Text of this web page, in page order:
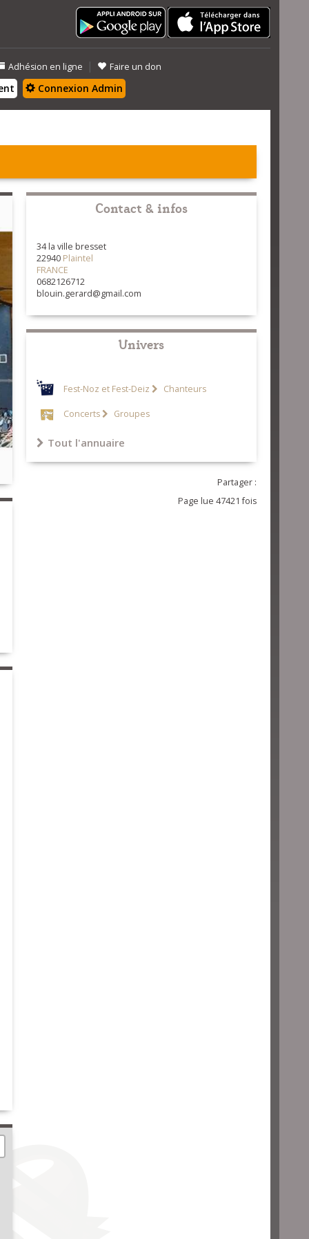
Adhésion en ligne | Faire un don
Connexion Admin
Contact & infos
34 la ville bresset
22940 Plaintel
FRANCE
0682126712
blouin.gerard@gmail.com
Univers
Fest-Noz et Fest-Deiz Chanteurs
Concerts Groupes
Tout l'annuaire
Partager :
Page lue 47421 fois